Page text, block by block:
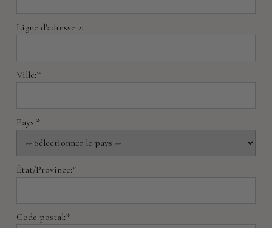
Ligne d'adresse 2:
Ville:*
Pays:*
État/Province:*
Code postal:*